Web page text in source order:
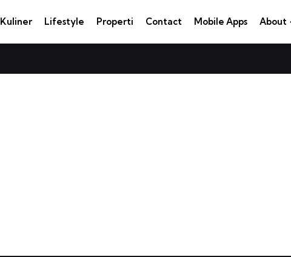
Kuliner Lifestyle Properti Contact Mobile Apps About